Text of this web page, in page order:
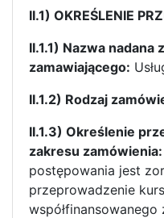
II.1) OKREŚLENIE
II.1.1) Nazwa
zamawiającego:
II.1.2) Rodzaj
II.1.3) Określenie
zakresu zamówienia:
postępowania jest
przeprowadzenie